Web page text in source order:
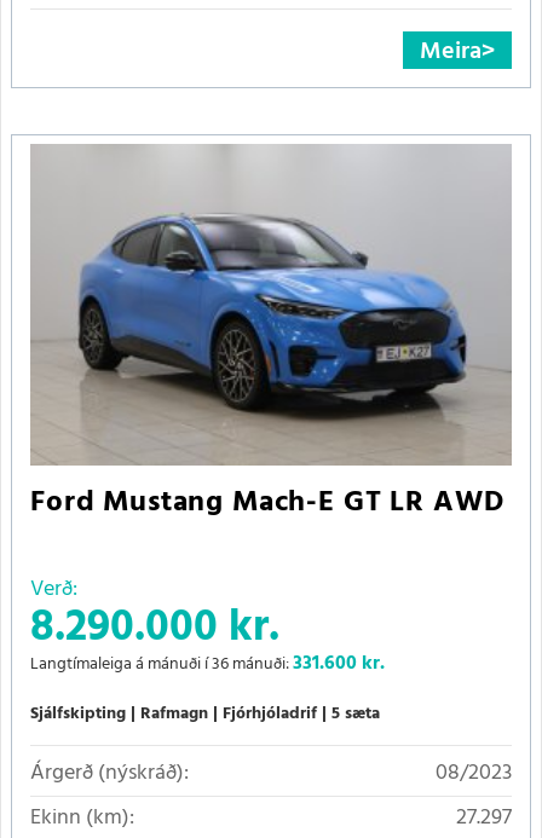
Meira
Ford Mustang Mach-E GT LR AWD
Verð:
8.290.000 kr.
Langtímaleiga á mánuði í 36 mánuði:331.600kr.
Sjálfskipting Rafmagn Fjórhjóladrif 5 sæta
Árgerð (nýskráð):
08/2023
Ekinn (km):
27.297